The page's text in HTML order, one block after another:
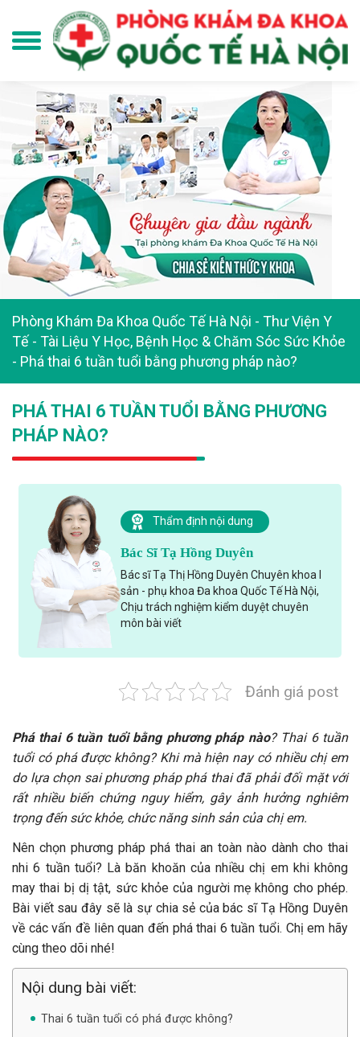
Phòng Khám Đa Khoa Quốc Tế Hà Nội - Thư Viện Y
Tế - Tài Liệu Y Học, Bệnh Học & Chăm Sóc Sức Khỏe
- Phá thai 6 tuần tuổi bằng phương pháp nào?
PHÁ THAI 6 TUẦN TUỔI BẰNG PHƯƠNG
PHÁP NÀO?
Thẩm định nội dung
Bác Sĩ Tạ Hồng Duyên
Bác sĩ Tạ Thị Hồng Duyên Chuyên khoa I
sản - phụ khoa Đa khoa Quốc Tế Hà Nội,
Chịu trách nghiệm kiểm duyệt chuyên
môn bài viết
Đánh giá post
Phá thai 6 tuần tuổi bằng phương pháp nào? Thai 6 tuần
tuổi có phá được không? Khi mà hiện nay có nhiều chị em
do lựa chọn sai phương pháp phá thai đã phải đối mặt với
rất nhiều biến chứng nguy hiểm, gây ảnh hưởng nghiêm
trọng đến sức khỏe, chức năng sinh sản của chị em.
Nên chọn phương pháp phá thai an toàn nào dành cho thai
nhi 6 tuần tuổi? Là băn khoăn của nhiều chị em khi không
may thai bị dị tật, sức khỏe của người mẹ không cho phép.
Bài viết sau đây sẽ là sự chia sẻ của bác sĩ Tạ Hồng Duyên
về các vấn đề liên quan đến phá thai 6 tuần tuổi. Chị em hãy
cùng theo dõi nhé!
Nội dung bài viết:
Thai 6 tuần tuổi có phá được không?